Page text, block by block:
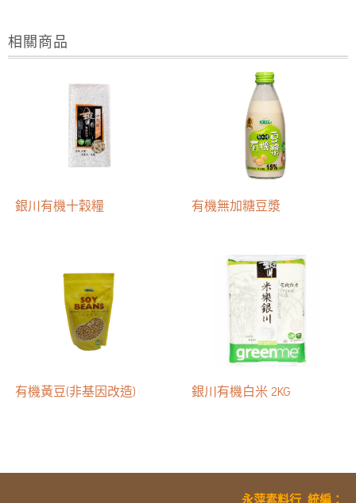
相關商品
銀川有機十穀糧 有機無加糖豆漿
有機黃豆(非基因改造) 銀川有機白米 2KG
永萍素料行 統編 ：